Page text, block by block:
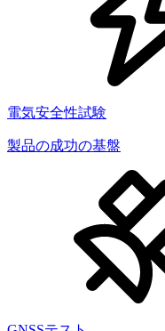
電気安全性試験
製品の成功の基盤